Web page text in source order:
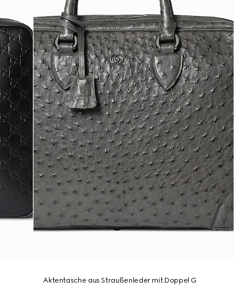
Aktentasche aus Straußenleder mit Doppel G